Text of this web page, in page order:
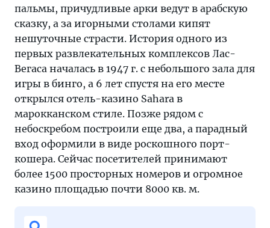
пальмы, причудливые арки ведут в арабскую
сказку, а за игорными столами кипят
нешуточные страсти. История одного из
первых развлекательных комплексов Лас-
Вегаса началась в 1947 г. с небольшого зала для
игры в бинго, а 6 лет спустя на его месте
открылся отель-казино Sahara в
марокканском стиле. Позже рядом с
небоскребом построили еще два, а парадный
вход оформили в виде роскошного порт-
кошера. Сейчас посетителей принимают
более 1500 просторных номеров и огромное
казино площадью почти 8000 кв. м.